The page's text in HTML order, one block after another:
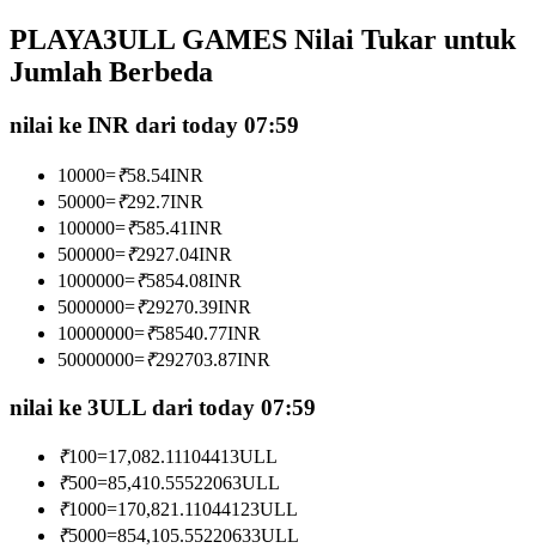
Nikmati pembagian keuntungan dan komisi copy trading
Analisis data besar termasuk info perdagangan, dll.
PLAYA3ULL GAMES Nilai Tukar untuk
Jumlah Berbeda
nilai ke INR dari today 07:59
10000=₹58.54INR
50000=₹292.7INR
100000=₹585.41INR
500000=₹2927.04INR
1000000=₹5854.08INR
5000000=₹29270.39INR
10000000=₹58540.77INR
50000000=₹292703.87INR
nilai ke 3ULL dari today 07:59
₹100=17,082.11104413ULL
₹500=85,410.55522063ULL
₹1000=170,821.11044123ULL
₹5000=854,105.55220633ULL